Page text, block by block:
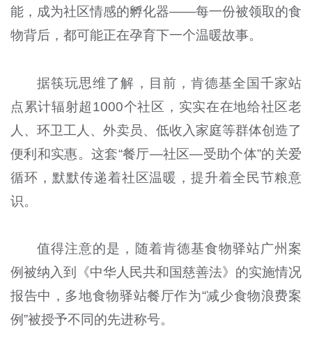
能，成为社区情感的孵化器——每一份被领取的食
物背后，都可能正在孕育下一个温暖故事。
据筷玩思维了解，目前，肯德基全国千家站
点累计辐射超1000个社区，实实在在地给社区老
人、环卫工人、外卖员、低收入家庭等群体创造了
便利和实惠。这套“餐厅—社区—受助个体”的关爱
循环，默默传递着社区温暖，提升着全民节粮意
识。
值得注意的是，随着肯德基食物驿站广州案
例被纳入到《中华人民共和国慈善法》的实施情况
报告中，多地食物驿站餐厅作为“减少食物浪费案
例”被授予不同的先进称号。